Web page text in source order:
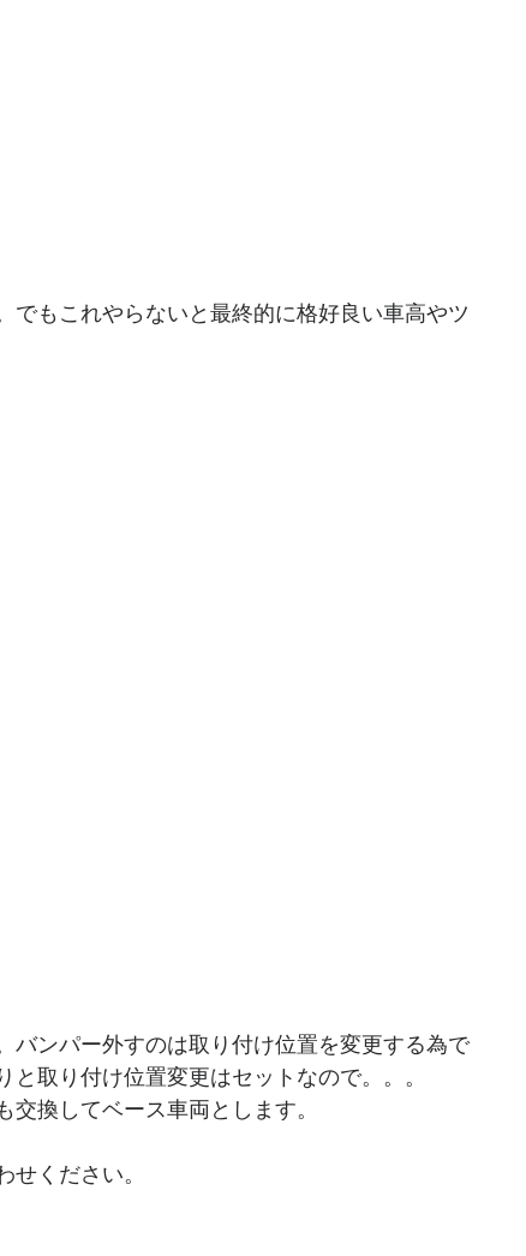
もこれやらないと最終的に格好良い車高やツ
バンパー外すのは取り付け位置を変更する為で
取り付け位置変更はセットなので。。。
換してベース車両とします。
ください。